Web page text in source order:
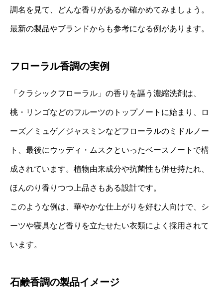
調名を見て、どんな香りがあるか確かめてみましょう。
最新の製品やブランドからも参考になる例があります。
フローラル香調の実例
「クラシックフローラル」の香りを謳う濃縮洗剤は、
桃・リンゴなどのフルーツのトップノートに始まり、ロ
ーズ／ミュゲ／ジャスミンなどフローラルのミドルノー
ト、最後にウッディ・ムスクといったベースノートで構
成されています。植物由来成分や抗菌性も併せ持たれ、
ほんのり香りつつ上品さもある設計です。
このような例は、華やかな仕上がりを好む人向けで、シ
ーツや寝具など香りを立たせたい衣類によく採用されて
います。
石鹸香調の製品イメージ